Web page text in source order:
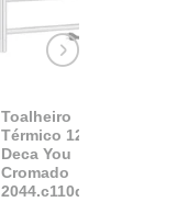
Toalheiro
Térmico 127v
Deca You
Cromado
2044.c110d.aqc